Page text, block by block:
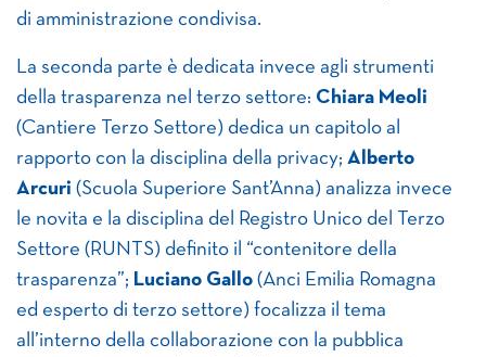
di amministrazione condivisa.
La seconda parte è dedicata invece agli strumenti
della trasparenza nel terzo settore: Chiara Meoli
(Cantiere Terzo Settore) dedica un capitolo al
rapporto con la disciplina della privacy; Alberto
Arcuri (Scuola Superiore Sant’Anna) analizza invece
le novita e la disciplina del Registro Unico del Terzo
Settore (RUNTS) definito il “contenitore della
trasparenza”; Luciano Gallo (Anci Emilia Romagna
ed esperto di terzo settore) focalizza il tema
all’interno della collaborazione con la pubblica